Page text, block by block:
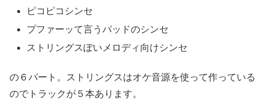
ピコピコシンセ
プファーッて言うパッドのシンセ
ストリングスぽいメロディ向けシンセ
の６パート。ストリングスはオケ音源を使って作っている
のでトラックが５本あります。